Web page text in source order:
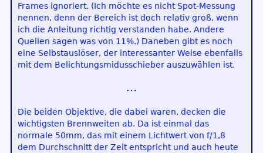
Frames ignoriert. (Ich möchte es nicht Spot-Messung
nennen, denn der Bereich ist doch relativ groß, wenn
ich die Anleitung richtig verstanden habe. Andere
Quellen sagen was von 11%.) Daneben gibt es noch
eine Selbstauslöser, der interessanter Weise ebenfalls
mit dem Belichtungsmidusschieber auszuwählen ist.
Die beiden Objektive, die dabei waren, decken die
wichtigsten Brennweiten ab. Da ist einmal das
normale 50mm, das mit einem Lichtwert von f/1,8
dem Durchschnitt der Zeit entspricht und auch heute